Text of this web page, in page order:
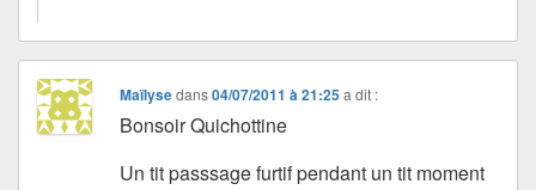
Maïlysedans04/07/2011 à 21:25 a dit :
Bonsoir Quichottine
Un tit passsage furtif pendant un tit moment